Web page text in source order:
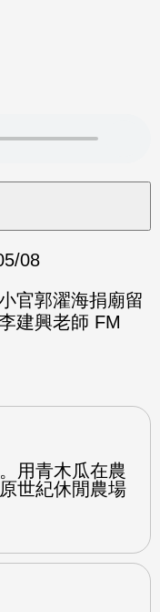
08
官郭濯海捐廟留
建興老師 FM
用青木瓜在農
世紀休閒農場